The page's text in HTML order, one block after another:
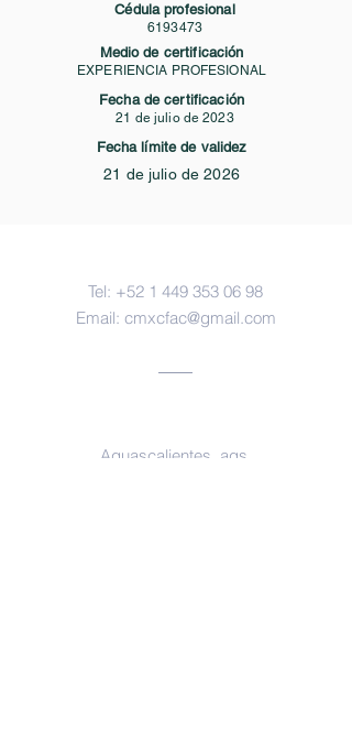
Cédula profesional
6193473
Medio de certificación
EXPERIENCIA PROFESIONAL
Fecha de certificación
21 de julio de 2023
Fecha límite de validez
21 de julio de 2026
Tel: +52 1 449 353 06 98
Email: cmxcfac@gmail.com
Aguascalientes, ags.